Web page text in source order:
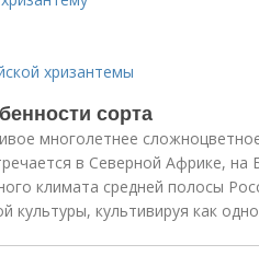
хризантемы
сорта
многолетнее
в Северной Африке, на
климата средней полосы
культивируя как